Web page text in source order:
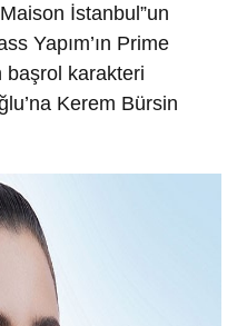
İstanbul”un
Yapım’ın Prime
başrol karakteri
Kerem Bürsin